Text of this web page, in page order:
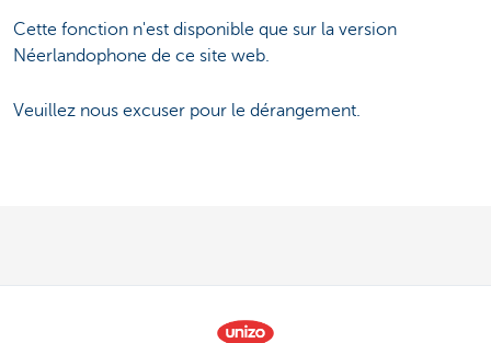
Cette fonction n'est disponible que sur la version
Néerlandophone de ce site web.
Veuillez nous excuser pour le dérangement.